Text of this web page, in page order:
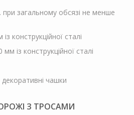
загальному обсязі не менше
конструкційної сталі
із конструкційної сталі
чашки
З ТРОСАМИ